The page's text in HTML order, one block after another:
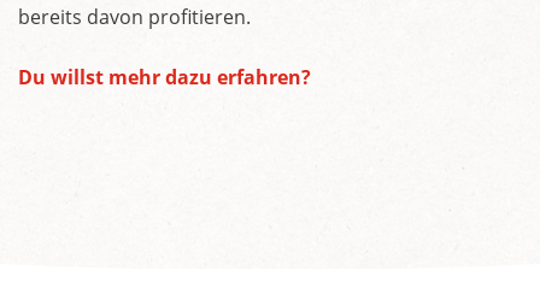
bereits davon profitieren.
Du willst mehr dazu erfahren?